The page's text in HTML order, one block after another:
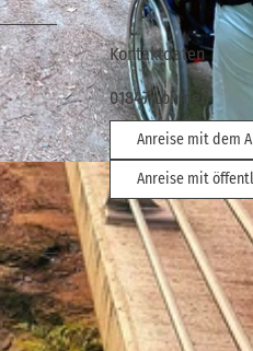
Kontaktdaten
01847Lohmen
Anreise mit dem
Anreise mit